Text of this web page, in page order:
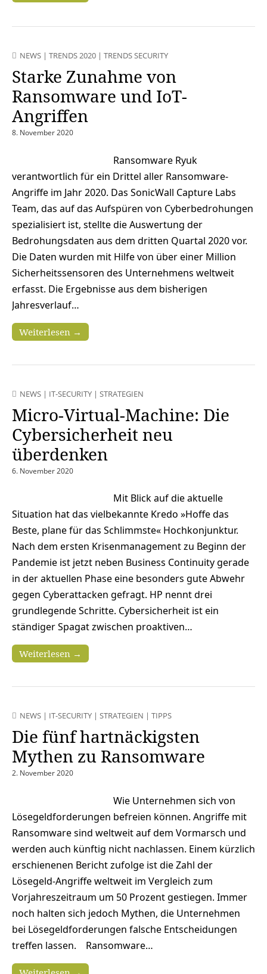
NEWS | TRENDS 2020 | TRENDS SECURITY
Starke Zunahme von
Ransomware und IoT-
Angriffen
8. November 2020
Ransomware Ryuk
verantwortlich für ein Drittel aller Ransomware-
Angriffe im Jahr 2020. Das SonicWall Capture Labs
Team, das auf das Aufspüren von Cyberbedrohungen
spezialisiert ist, stellte die Auswertung der
Bedrohungsdaten aus dem dritten Quartal 2020 vor.
Die Daten wurden mit Hilfe von über einer Million
Sicherheitssensoren des Unternehmens weltweit
erfasst. Die Ergebnisse aus dem bisherigen
Jahresverlauf…
Weiterlesen →
NEWS | IT-SECURITY | STRATEGIEN
Micro-Virtual-Machine: Die
Cybersicherheit neu
überdenken
6. November 2020
Mit Blick auf die aktuelle
Situation hat das vielbekannte Kredo »Hoffe das
Beste, plane für das Schlimmste« Hochkonjunktur.
Nach dem ersten Krisenmanagement zu Beginn der
Pandemie ist jetzt neben Business Continuity gerade
in der aktuellen Phase eine besonders gute Abwehr
gegen Cyberattacken gefragt. HP nennt drei
grundlegende Schritte. Cybersicherheit ist ein
ständiger Spagat zwischen proaktiven…
Weiterlesen →
NEWS | IT-SECURITY | STRATEGIEN | TIPPS
Die fünf hartnäckigsten
Mythen zu Ransomware
2. November 2020
Wie Unternehmen sich von
Lösegeldforderungen befreien können. Angriffe mit
Ransomware sind weltweit auf dem Vormarsch und
werden auch künftig nicht nachlassen. Einem kürzlich
erschienenen Bericht zufolge ist die Zahl der
Lösegeld-Angriffe weltweit im Vergleich zum
Vorjahreszeitraum um 50 Prozent gestiegen. Immer
noch halten sich jedoch Mythen, die Unternehmen
bei Lösegeldforderungen falsche Entscheidungen
treffen lassen. Ransomware…